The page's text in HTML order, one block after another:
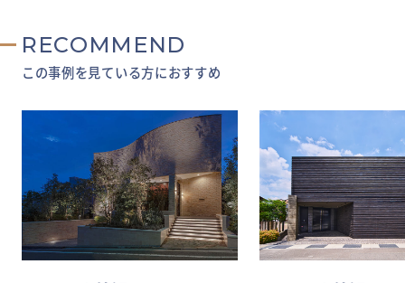
RECOMMEND
この事例を見ている方におすすめ